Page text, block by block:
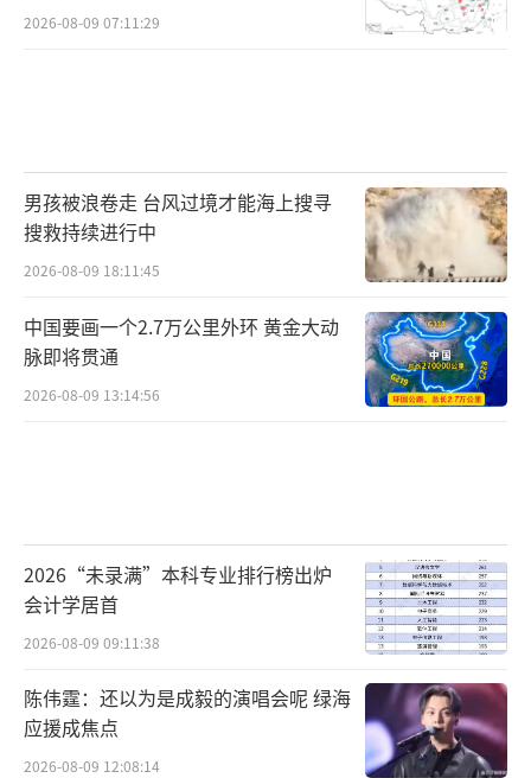
2026-08-09 07:11:29
男孩被浪卷走 台风过境才能海上搜寻
搜救持续进行中
2026-08-09 18:11:45
中国要画一个2.7万公里外环 黄金大动
脉即将贯通
2026-08-09 13:14:56
2026“未录满”本科专业排行榜出炉
会计学居首
2026-08-09 09:11:38
陈伟霆：还以为是成毅的演唱会呢 绿海
应援成焦点
2026-08-09 12:08:14